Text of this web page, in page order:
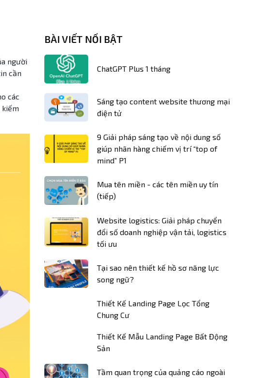
người
cần
các
kiếm
BÀI VIẾT NỔI BẬT
ChatGPT Plus 1 tháng
Sáng tạo content website thương mại
điện tử
9 Giải pháp sáng tạo về nội dung số
giúp nhãn hàng chiếm vị trí “top of
mind” P1
Mua tên miền - các tên miền uy tín
(tiếp)
Website logistics: Giải pháp chuyển
đổi số doanh nghiệp vận tải, logistics
tối ưu
Tại sao nên thiết kế hồ sơ năng lực
song ngữ?
Thiết Kế Landing Page Lọc Tổng
Chung Cư
Thiết Kế Mẫu Landing Page Bất Động
Sản
Tầm quan trọng của quảng cáo ngoài